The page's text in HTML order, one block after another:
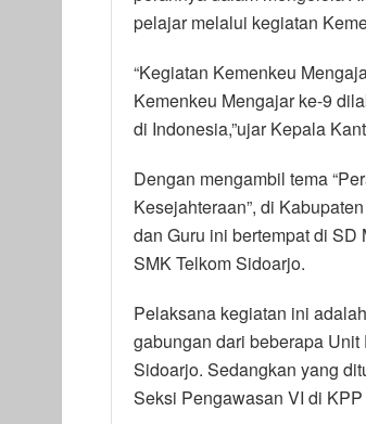
pelajar melalui kegiatan
“Kegiatan Kemenkeu
Kemenkeu Mengajar ke-9
di Indonesia,”ujar Kepala
Dengan mengambil tema
Kesejahteraan”, di
dan Guru ini bertempat di
SMK Telkom Sidoarjo.
Pelaksana kegiatan ini
gabungan dari beberapa
Sidoarjo. Sedangkan yang
Seksi Pengawasan VI di